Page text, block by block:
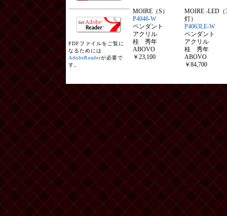
PDFファイルをご覧に
なるためには
AdobeReaderが必要で
す。
MOIRE（S）
P4046-W
ペンダント
アクリル
桂 秀年
ABOVO
￥23,100
MOIRE -LED（
灯）
P4063LE-W
ペンダント
アクリル
桂 秀年
ABOVO
￥84,700